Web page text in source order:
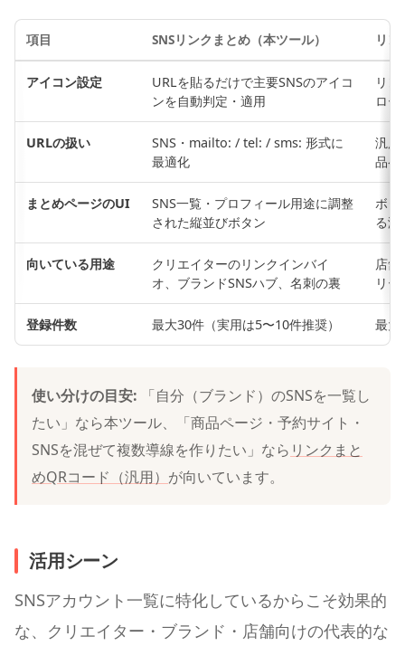
項目 SNSリンクまとめ（本ツール） リ
アイコン設定
URLを貼るだけで主要SNSのアイコ
ンを自動判定・適用
リ
ロー
URLの扱い
SNS・mailto: / tel: / sms: 形式に
最適化
汎用
品ペ
まとめページのUI
SNS一覧・プロフィール用途に調整
された縦並びボタン
ボタ
る汎
向いている用途
クリエイターのリンクインバイ
オ、ブランドSNSハブ、名刺の裏
店
リ
登録件数 最大30件（実用は5〜10件推奨） 最大
使い分けの目安: 「自分（ブランド）のSNSを一覧し
たい」なら本ツール、「商品ページ・予約サイト・
SNSを混ぜて複数導線を作りたい」なら リンクまと
めQRコード（汎用） が向いています。
活用シーン
SNSアカウント一覧に特化しているからこそ効果的
な、クリエイター・ブランド・店舗向けの代表的な